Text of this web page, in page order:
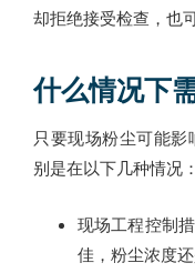
却拒绝接受检查，也
什么情况下
只要现场粉尘可能
别是在以下几种情况：
现场工程控制
佳，粉尘浓度还